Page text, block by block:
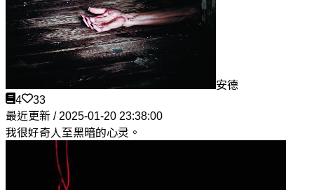
安德
4
33
最近更新 / 2025-01-20 23:38:00
我很好奇人至黑暗的心灵。